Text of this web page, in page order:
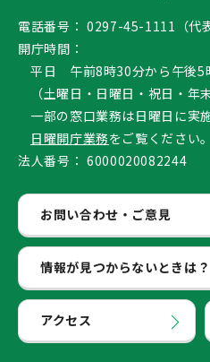
電話番号： 0297-45-1111（代表
開庁時間：
平日 午前8時30分から午後5
（土曜日・日曜日・祝日・年
一部の窓口業務は日曜日に実
日曜開庁業務をご覧ください。
法人番号： 6000020082244
お問い合わせ・ご意見
情報が見つからないときは？
アクセス